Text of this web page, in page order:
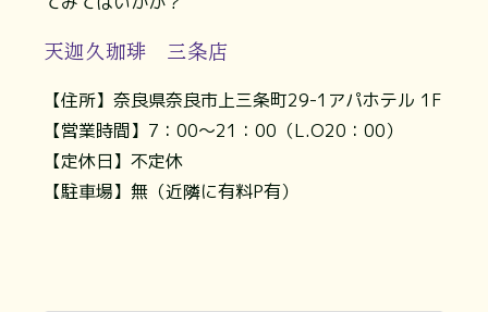
天迦久珈琲 三条店
【住所】奈良県奈良市上三条町29-1アパホテル 1F
【営業時間】7：00〜21：00（L.O20：00）
【定休日】不定休
【駐車場】無（近隣に有料P有）